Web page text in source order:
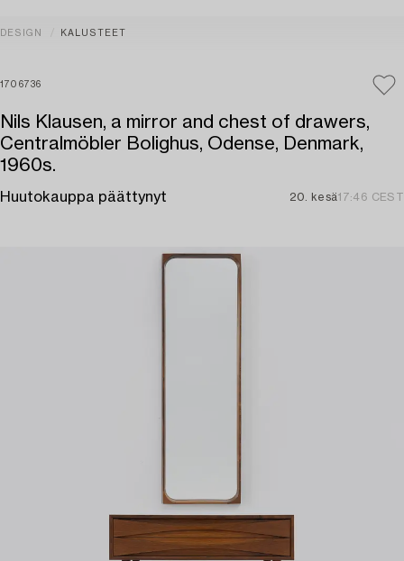
DESIGN KALUSTEET
1706736
Nils Klausen, a mirror and chest of drawers,
Centralmöbler Bolighus, Odense, Denmark,
1960s.
Huutokauppa päättynyt 20. kesä17:46 CEST